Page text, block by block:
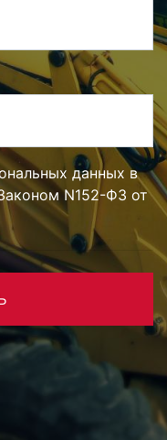
данных в
N152-ФЗ от